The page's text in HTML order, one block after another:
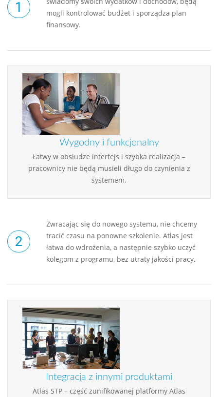
mogli kontrolować budżet i sporządza plan
finansowy.
Wygodny i funkcjonalny
Łatwy w obsłudze interfejs i szybka realizacja –
pracownicy nie będą musieli długo do czynienia z
systemem.
Zwracając się do nowego systemu, nie chcemy
tracić czasu na ponowne szkolenie. Atlas jest
łatwa do wdrożenia, a następnie szybko uczyć
kolegom z programu, bez utraty jakości pracy.
Integracja z innymi produktami
Atlas STP – część zunifikowanej platformy Atlas